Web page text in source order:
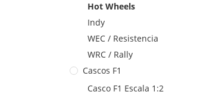
Hot Wheels
Indy
WEC / Resistencia
WRC / Rally
Cascos F1
Casco F1 Escala 1:2